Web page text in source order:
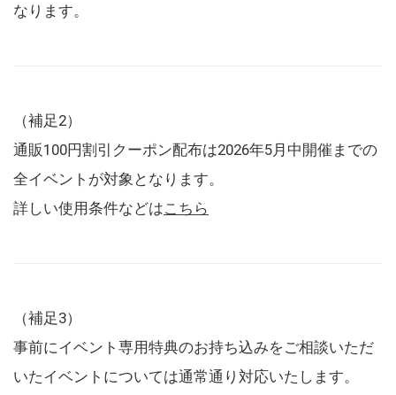
なります。
（補足2）
通販100円割引クーポン配布は2026年5月中開催までの
全イベントが対象となります。
詳しい使用条件などはこちら
（補足3）
事前にイベント専用特典のお持ち込みをご相談いただ
いたイベントについては通常通り対応いたします。